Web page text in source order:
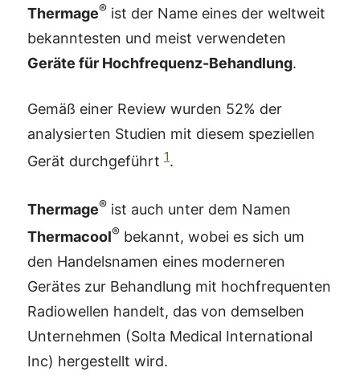
Thermage® ist der Name eines der weltweit
bekanntesten und meist verwendeten
Geräte für Hochfrequenz-Behandlung.
Gemäß einer Review wurden 52% der
analysierten Studien mit diesem speziellen
Gerät durchgeführt 1.
Thermage® ist auch unter dem Namen
Thermacool® bekannt, wobei es sich um
den Handelsnamen eines moderneren
Gerätes zur Behandlung mit hochfrequenten
Radiowellen handelt, das von demselben
Unternehmen (Solta Medical International
Inc) hergestellt wird.